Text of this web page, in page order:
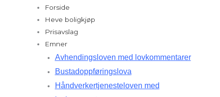
Forside
Heve boligkjøp
Prisavslag
Emner
Avhendingsloven med lovkommentarer
Bustadoppføringslova
Håndverkertjenesteloven med